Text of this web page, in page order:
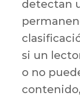
detectan
si un
o no